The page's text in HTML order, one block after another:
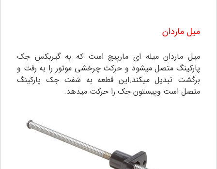
میل ماردان
میل ماردان میله ای مارپیچ است که به گیربکس جک
پارکینگ متصل میشود و حرکت چرخشی موتور را به رفت و
برگشت تبدیل میکند.این قطعه به شفت جک پارکینگ
متصل است وپیستون جک را حرکت میدهد.